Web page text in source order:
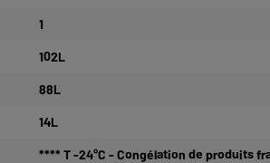
1
102L
88L
14L
**** T -24°C - Congélation de produits